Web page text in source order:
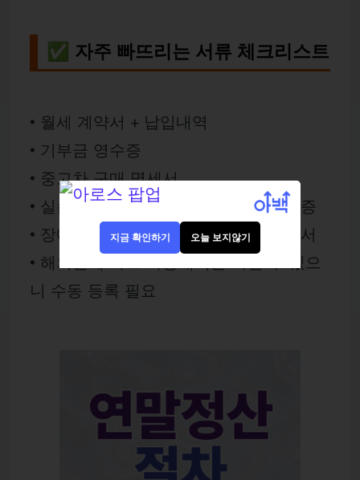
✅ 자주 빠뜨리는 서류 체크리스트
• 월세 계약서 + 납입내역
• 기부금 영수증
• 중고차 구매 명세서
• 실손보험 보전액 제외된 의료비 영수증
• 장애인 등록부모 부양 시 장애인증명서
• 해외결제 카드 사용내역은 빠질 수 있으
니 수동 등록 필요
지금 확인하기 오늘 보지않기